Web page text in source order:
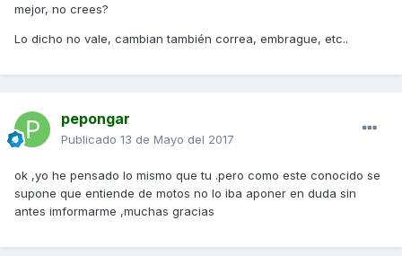
mejor, no crees?
Lo dicho no vale, cambian también correa, embrague, etc..
pepongar
Publicado 13 de Mayo del 2017
ok ,yo he pensado lo mismo que tu .pero como este conocido se
supone que entiende de motos no lo iba aponer en duda sin
antes imformarme ,muchas gracias